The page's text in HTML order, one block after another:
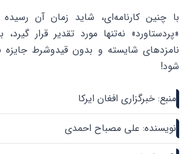
با چنین کارنامه‌ای، شاید زمان آن
«پردستاورد» نه‌تنها مورد تقدیر قرار
نامزدهای شایسته و بدون قیدوشرط
شود!
منبع: خبرگزاری افغان ایرکا
نویسنده: علی مصباح احمدی